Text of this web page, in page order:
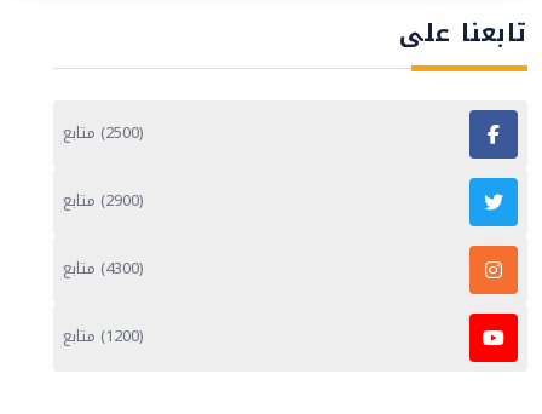
تابعنا على
(2500) متابع
(2900) متابع
(4300) متابع
(1200) متابع